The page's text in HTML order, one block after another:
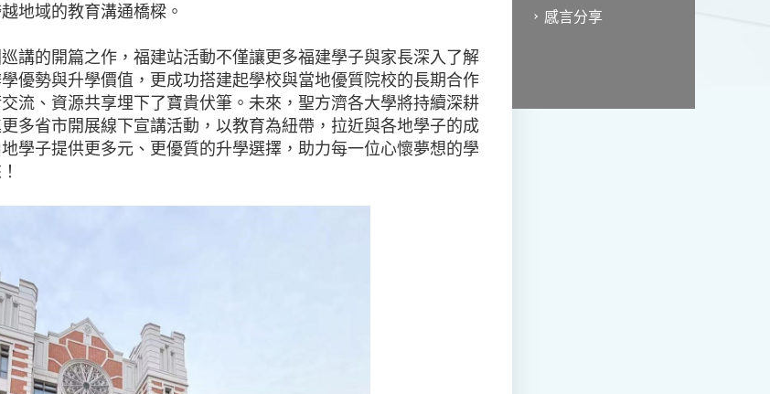
地域的教育溝通橋樑。​
講的開篇之作，福建站活動不僅讓更多福建學子與家長深入了解
優勢與升學價值，更成功搭建起學校與當地優質院校的長期合作
流、資源共享埋下了寶貴伏筆。未來，聖方濟各大學將持續深耕
多省市開展線下宣講活動，以教育為紐帶，拉近與各地學子的成
學子提供更多元、更優質的升學選擇，助力每一位心懷夢想的學
感言分享